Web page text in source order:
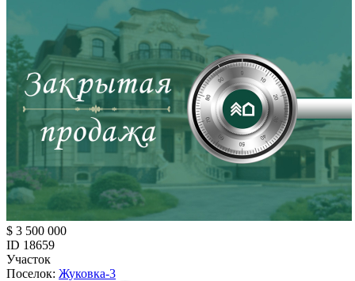
$ 3 500 000
ID 18659
Участок
Поселок: Жуковка-3